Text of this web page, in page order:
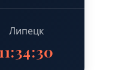
Липецк
11:34:31